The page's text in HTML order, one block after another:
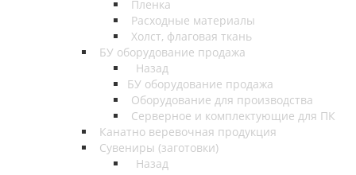
Пленка
Расходные материалы
Холст, флаговая ткань
БУ оборудование продажа
Назад
БУ оборудование продажа
Оборудование для производства
Серверное и комплектующие для ПК
Канатно веревочная продукция
Сувениры (заготовки)
Назад